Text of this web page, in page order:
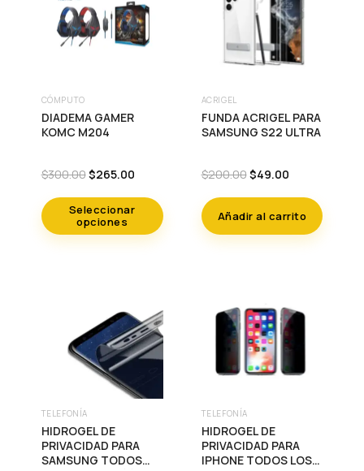
CÓMPUTO
DIADEMA GAMER
KOMC M204
$300.00Original
was:
$300.00.
$265.00Current
is:
$265.00.
Seleccionar
opciones
Este
producto
múltiples
Las
opciones
producto
ACRIGEL
FUNDA ACRIGEL PARA
SAMSUNG S22 ULTRA
$200.00Original
was:
$200.00.
$49.00Current
is:
$49.00.
Añadir al carrito
TELEFONÍA
HIDROGEL DE
PRIVACIDAD PARA
SAMSUNG TODOS
Este
producto
tiene
TELEFONÍA
HIDROGEL DE
PRIVACIDAD PARA
IPHONE TODOS LOS
Este
producto
tiene